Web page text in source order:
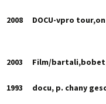
2008 DOCU-vpro
2003 Film/
1993 docu, p. chany